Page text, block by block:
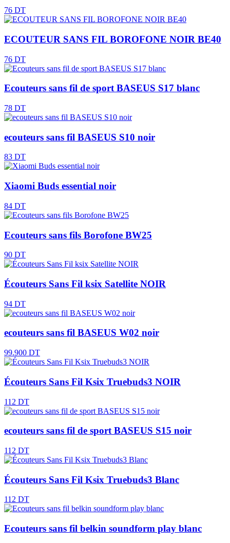
76 DT
ECOUTEUR SANS FIL BOROFONE NOIR BE40
76 DT
Ecouteurs sans fil de sport BASEUS S17 blanc
78 DT
ecouteurs sans fil BASEUS S10 noir
83 DT
Xiaomi Buds essential noir
84 DT
Ecouteurs sans fils Borofone BW25
90 DT
Écouteurs Sans Fil ksix Satellite NOIR
94 DT
ecouteurs sans fil BASEUS W02 noir
99.900 DT
Écouteurs Sans Fil Ksix Truebuds3 NOIR
112 DT
ecouteurs sans fil de sport BASEUS S15 noir
112 DT
Écouteurs Sans Fil Ksix Truebuds3 Blanc
112 DT
Ecouteurs sans fil belkin soundform play blanc